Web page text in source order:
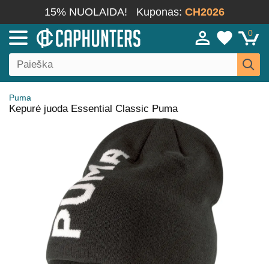
15% NUOLAIDA! Kuponas: CH2026
0
Puma
Kepurė juoda Essential Classic Puma